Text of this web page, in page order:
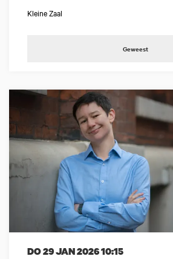
Kleine Zaal
Geweest
DO 29 JAN 202610:15